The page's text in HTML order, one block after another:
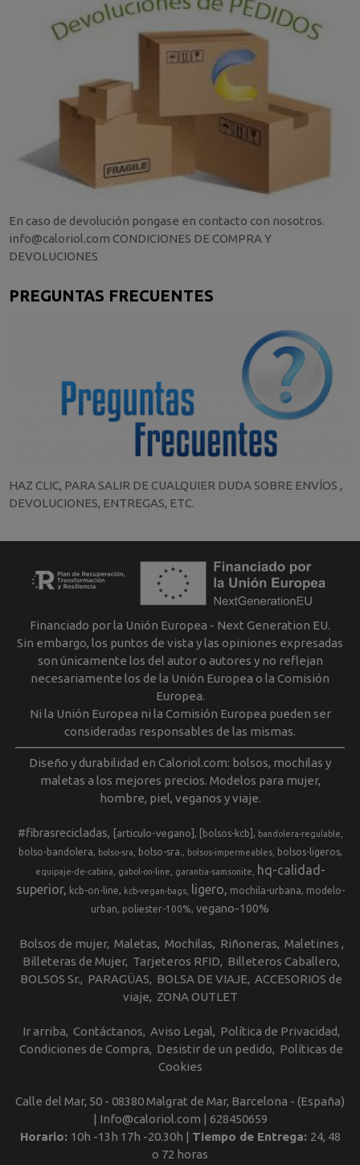
En caso de devolución pongase en contacto con nosotros.
info@caloriol.com CONDICIONES DE COMPRA Y
DEVOLUCIONES
PREGUNTAS FRECUENTES
HAZ CLIC, PARA SALIR DE CUALQUIER DUDA SOBRE ENVÍOS ,
DEVOLUCIONES, ENTREGAS, ETC.
Financiado por la Unión Europea - Next Generation EU.
Sin embargo, los puntos de vista y las opiniones expresadas
son únicamente los del autor o autores y no reflejan
necesariamente los de la Unión Europea o la Comisión
Europea.
Ni la Unión Europea ni la Comisión Europea pueden ser
consideradas responsables de las mismas.
Diseño y durabilidad en Caloriol.com: bolsos, mochilas y
maletas a los mejores precios. Modelos para mujer,
hombre, piel, veganos y viaje.
#fibrasrecicladas [articulo-vegano] [bolsos-kcb] bandolera-regulable
bolso-bandolera bolso-sra bolso-sra. bolsos-impermeables bolsos-ligeros
equipaje-de-cabina gabol-on-line garantia-samsonite
hq-calidad-
superior
kcb-on-line kcb-vegan-bags ligero mochila-urbana
modelo-
urban
poliester-100% vegano-100%
Bolsos de mujer Maletas Mochilas Riñoneras Maletines
Billeteras de Mujer Tarjeteros RFID
Billeteros Caballero
BOLSOS Sr.
PARAGÜAS BOLSA DE VIAJE ACCESORIOS de
viaje
ZONA OUTLET
Ir arriba Contáctanos Aviso Legal
Política de Privacidad
Condiciones de Compra
Desistir de un pedido
Políticas de
Cookies
Calle del Mar, 50 - 08380 Malgrat de Mar, Barcelona - (España)
| Info@caloriol.com | 628450659
Horario: 10h -13h 17h -20.30h | Tiempo de Entrega: 24, 48
o 72 horas